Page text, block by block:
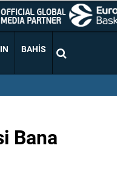
BAHIS
Bana